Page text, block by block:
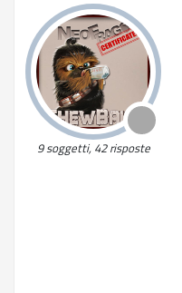
9 soggetti, 42 risposte